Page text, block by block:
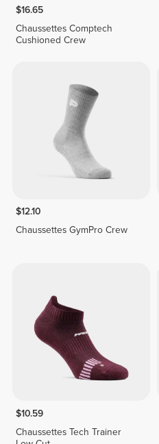
$16.65
Chaussettes Comptech
Cushioned Crew
$12.10
Chaussettes GymPro Crew
$10.59
Chaussettes Tech Trainer